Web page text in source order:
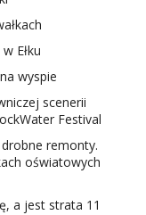
Ełku
wyspie
scenerii
Festival
remonty.
oświatowych
a jest strata 11